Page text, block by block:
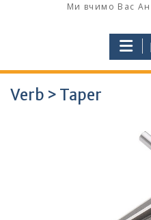
Ми вчимо Вас
Verb > Taper